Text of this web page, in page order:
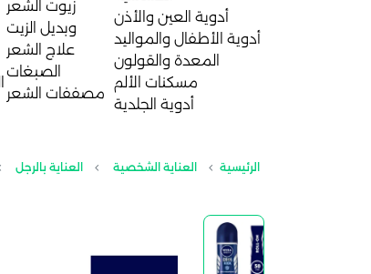
أدوية العين والأذن
أدوية الأطفال والمواليد
المعدة والقولون
مسكنات الألم
أدوية الجلدية
زيوت الشعر
وبديل الزيت
علاج الشعر
الصبغات
مصففات الشعر
الرئيسية العناية الشخصية العناية بالرجل